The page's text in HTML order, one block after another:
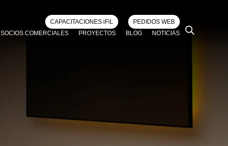
CAPACITACIONES iFiL
PEDIDOS WEB
SOCIOS COMERCIALES PROYECTOS BLOG NOTICIAS